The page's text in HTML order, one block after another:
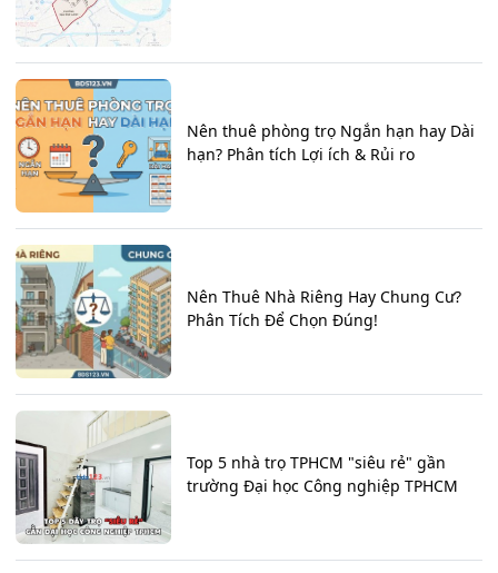
Nên thuê phòng trọ Ngắn hạn hay Dài
hạn? Phân tích Lợi ích & Rủi ro
Nên Thuê Nhà Riêng Hay Chung Cư?
Phân Tích Để Chọn Đúng!
Top 5 nhà trọ TPHCM "siêu rẻ" gần
trường Đại học Công nghiệp TPHCM